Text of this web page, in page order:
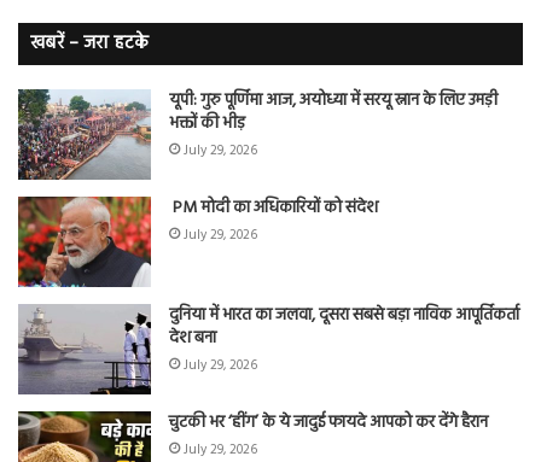
खबरें – जरा हटके
यूपी: गुरु पूर्णिमा आज, अयोध्या में सरयू स्नान के लिए उमड़ी
भक्तों की भीड़
July 29, 2026
PM मोदी का अधिकारियों को संदेश
July 29, 2026
दुनिया में भारत का जलवा, दूसरा सबसे बड़ा नाविक आपूर्तिकर्ता
देश बना
July 29, 2026
चुटकी भर ‘हींग’ के ये जादुई फायदे आपको कर देंगे हैरान
July 29, 2026